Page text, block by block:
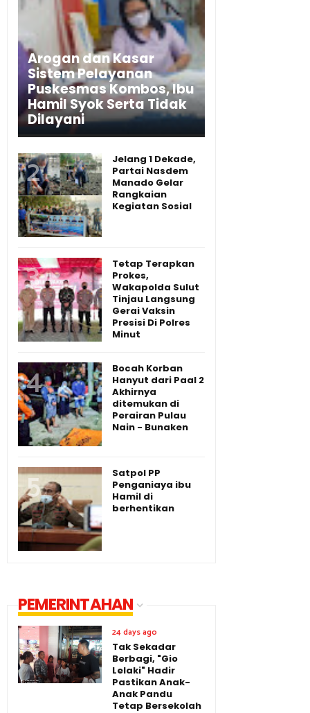
Arogan dan Kasar
Sistem Pelayanan
Puskesmas Kombos, Ibu
Hamil Syok Serta Tidak
Dilayani
Jelang 1 Dekade,
Partai Nasdem
Manado Gelar
Rangkaian
Kegiatan Sosial
Tetap Terapkan
Prokes,
Wakapolda Sulut
Tinjau Langsung
Gerai Vaksin
Presisi Di Polres
Minut
Bocah Korban
Hanyut dari Paal 2
Akhirnya
ditemukan di
Perairan Pulau
Nain - Bunaken
Satpol PP
Penganiaya ibu
Hamil di
berhentikan
PEMERINTAHAN
24 days ago
Tak Sekadar
Berbagi, "Gio
Lelaki" Hadir
Pastikan Anak-
Anak Pandu
Tetap Bersekolah